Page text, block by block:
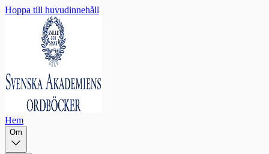
Hoppa till huvudinnehåll
Hem
Om